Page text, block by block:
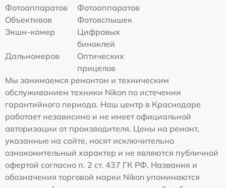
Фотоаппаратов
Фотоаппаратов
Объективов
Фотовспышек
Экшн-камер
Цифровых
биноклей
Дальномеров
Оптических
прицелов
Мы занимаемся ремонтом и техническим
обслуживанием техники Nikon по истечении
гарантийного периода. Наш центр в Краснодаре
работает независимо и не имеет официальной
авторизации от производителя. Цены на ремонт,
указанные на сайте, носят исключительно
ознакомительный характер и не являются публичной
офертой согласно п. 2 ст. 437 ГК РФ. Названия и
обозначения торговой марки Nikon упоминаются